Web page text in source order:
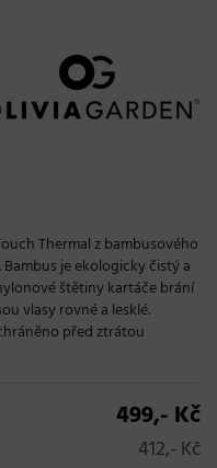
Thermal z bambusového
je ekologicky čistý a
štětiny kartáče brání
vlasy rovné a lesklé.
před ztrátou
499,- Kč
412,- Kč